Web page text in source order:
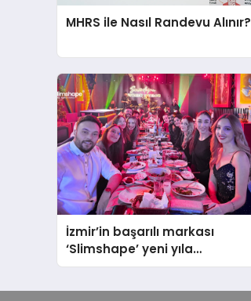
MHRS ile Nasıl Randevu Alınır?
İzmir’in başarılı markası
‘Slimshape’ yeni yıla
müjdelerle girdi!